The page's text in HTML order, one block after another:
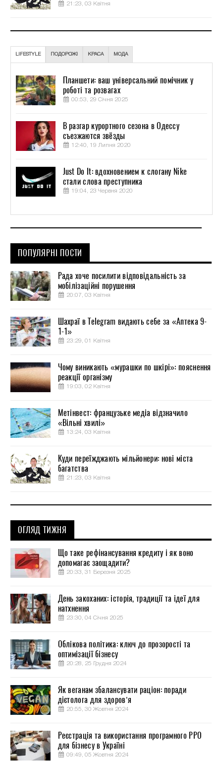
21:23, 03 Квітня
LIFESTYLE ПОДОРОЖІ КРАСА МОДА
Планшети: ваш універсальний помічник у
роботі та розвагах
00:53, 29 Січня 2025
В разгар курортного сезона в Одессу
съезжаются звёзды
12:40, 19 Липня 2020
Just Do It: вдохновением к слогану Nike
стали слова преступника
19:04, 23 Червня 2020
ПОПУЛЯРНІ ПОСТИ
Рада хоче посилити відповідальність за
мобілізаційні порушення
20:07, 03 Квітня
Шахраї в Telegram видають себе за «Аптека 9-
1-1»
23:29, 01 Квітня
Чому виникають «мурашки по шкірі»: пояснення
реакції організму
19:03, 02 Квітня
Метінвест: французьке медіа відзначило
«Вільні хвилі»
13:24, 03 Квітня
Куди переїжджають мільйонери: нові міста
багатства
21:23, 03 Квітня
ОГЛЯД ТИЖНЯ
Що таке рефінансування кредиту і як воно
допомагає заощадити?
20:33, 31 Березня 2025
День закоханих: історія, традиції та ідеї для
натхнення
23:30, 04 Січня 2025
Облікова політика: ключ до прозорості та
оптимізації бізнесу
20:28, 25 Грудня 2024
Як веганам збалансувати раціон: поради
дієтолога для здоров’я
20:55, 30 Жовтня 2024
Реєстрація та використання програмного РРО
для бізнесу в Україні
09:49, 05 Жовтня 2024